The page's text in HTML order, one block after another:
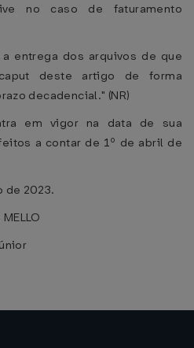
no caso de faturamento
entrega dos arquivos de que
deste artigo de forma
decadencial." (NR)
em vigor na data de sua
a contar de 1º de abril de
de 2023.